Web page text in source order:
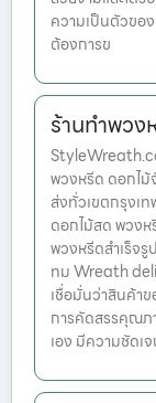
ความเป็นตัวขอ
ต้องการข
ร้านทําพวง
พวงหรีด ดอกไ
ส่งทั่วเขตกรุงเ
ดอกไม้สด พวง
พวงหรีดสำเร็จ
ทม Wreath
เชื่อมั่นว่าสินค้า
การคัดสรรคุณภ
เอง มีความชัด